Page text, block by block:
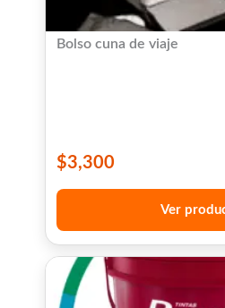
Bolso cuna de viaje
$3,300
Ver